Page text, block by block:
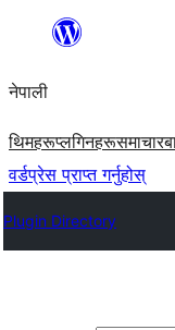
सामग्रीमा
नेपाली
थिमहरूप्लगिनहरूसमाचार
वर्डप्रेस प्राप्त गर्नुहोस्
Plugin Directory